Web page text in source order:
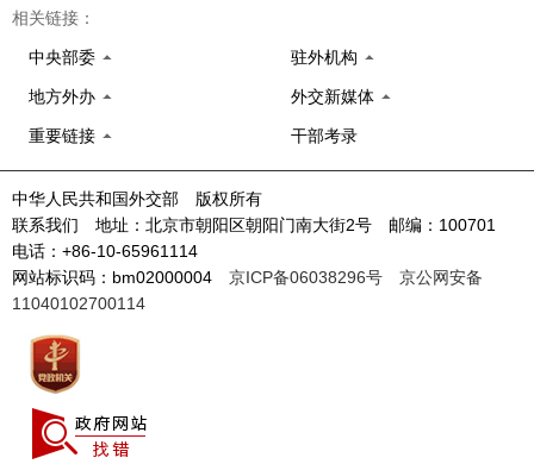
相关链接：
中央部委 驻外机构
地方外办 外交新媒体
重要链接 干部考录
中华人民共和国外交部 版权所有
联系我们 地址：北京市朝阳区朝阳门南大街2号 邮编：100701
电话：+86-10-65961114
网站标识码：bm02000004 京ICP备06038296号
京公网安备
11040102700114